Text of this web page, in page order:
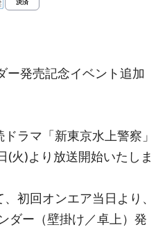
ー発売記念イベント追加
ラマ「新東京水上警察」
(火)より放送開始いたしま
初回オンエア当日より、
ダー（壁掛け／卓上）発